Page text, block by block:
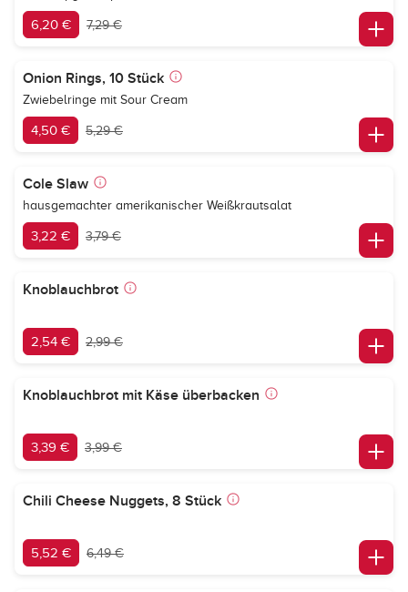
6,20 € 7,29 €
Onion Rings, 10 Stück
Zwiebelringe mit Sour Cream
4,50 € 5,29 €
Cole Slaw
hausgemachter amerikanischer Weißkrautsalat
3,22 € 3,79 €
Knoblauchbrot
2,54 € 2,99 €
Knoblauchbrot mit Käse überbacken
3,39 € 3,99 €
Chili Cheese Nuggets, 8 Stück
5,52 € 6,49 €